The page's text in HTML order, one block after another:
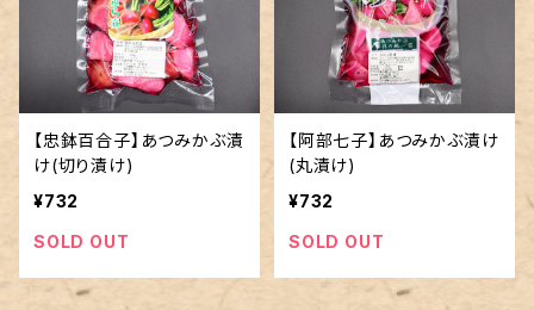
【忠鉢百合子】あつみかぶ漬
け(切り漬け)
¥732
SOLD OUT
【阿部七子】あつみかぶ漬け
(丸漬け)
¥732
SOLD OUT